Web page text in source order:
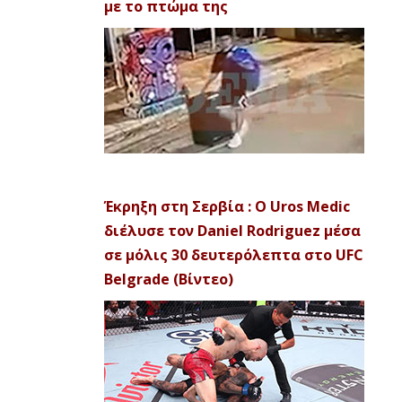
με το πτώμα της
Έκρηξη στη Σερβία : Ο Uros Medic
διέλυσε τον Daniel Rodriguez μέσα
σε μόλις 30 δευτερόλεπτα στο UFC
Belgrade (Βίντεο)